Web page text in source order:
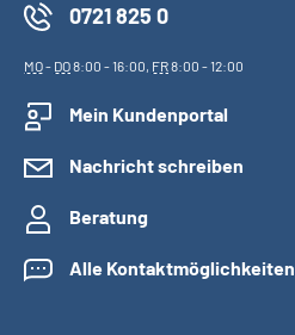
0721 825 0
MO- DO8:00 - 16:00, FR8:00 - 12:00
Mein Kundenportal
Nachricht schreiben
Beratung
Alle Kontaktmöglichkeiten